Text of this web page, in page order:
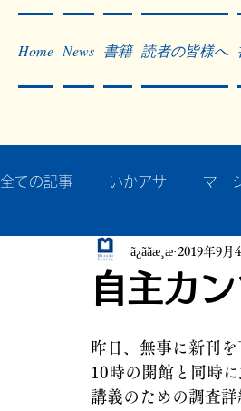
Home News 書籍 読者の皆様へ
全ての記事 いかアサ マー
秘蔵写真200枚でたどるアジ
自主カ
ã¿ããæ¸æ 2019年9月
昨日、無事に新刊
10時の開館と同時
講義のための調査詳